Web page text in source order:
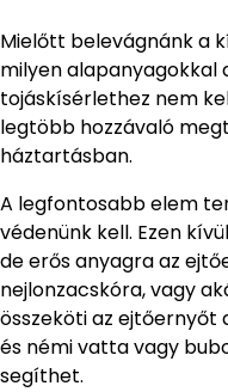
Mielőtt belevágnánk a
milyen alapanyagokkal
tojáskísérlethez nem
legtöbb hozzávaló
háztartásban.
A legfontosabb elem
védenünk kell. Ezen
de erős anyagra az
nejlonzacskóra, vagy
összeköti az ejtőernyőt
és némi vatta vagy
segíthet.